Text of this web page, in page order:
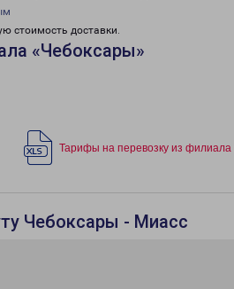
стоимость доставки.
«Чебоксары»
Тарифы на перевозку из филиала
Чебоксары - Миасс